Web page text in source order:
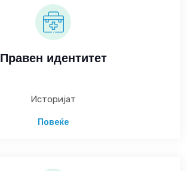
Правен идентитет
Историјат
Повеќе